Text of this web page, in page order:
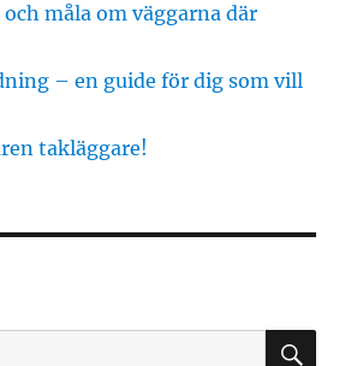
måla om väggarna där
– en guide för dig som vill
takläggare!